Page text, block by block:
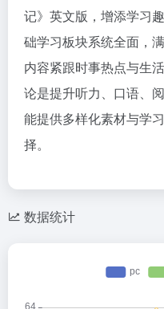
记》英文版，增添学习
础学习板块系统全面，
内容紧跟时事热点与生
论是提升听力、口语、
能提供多样化素材与学
择。
数据统计